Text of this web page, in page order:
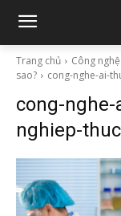
Trang chủ
Công
sao?
cong-nghe-ai-
cong-
nghiep-